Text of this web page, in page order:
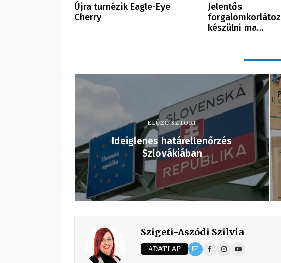
Újra turnézik Eagle-Eye
Cherry
Jelentős
készülni ma…
ELŐZŐ SZTORI
Ideiglenes határellenőrzés
Szlovákiában
Szigeti-Aszódi Szilvia
ADATLAP